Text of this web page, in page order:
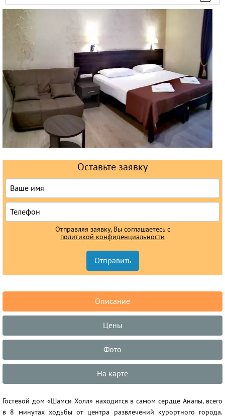
Вылеты из Нижнего Новгорода
Горящие туры
Раннее бронирование
Железнодорожные туры
Круизы
Оставьте заявку
Отправляя заявку, Вы соглашаетесь с
политикой конфиденциальности
Описание
Цены
Фото
На карте
Гостевой дом «Шамси Холл» находится в самом сердце Анапы, всего
в 8 минутах ходьбы от центра развлечений курортного города.